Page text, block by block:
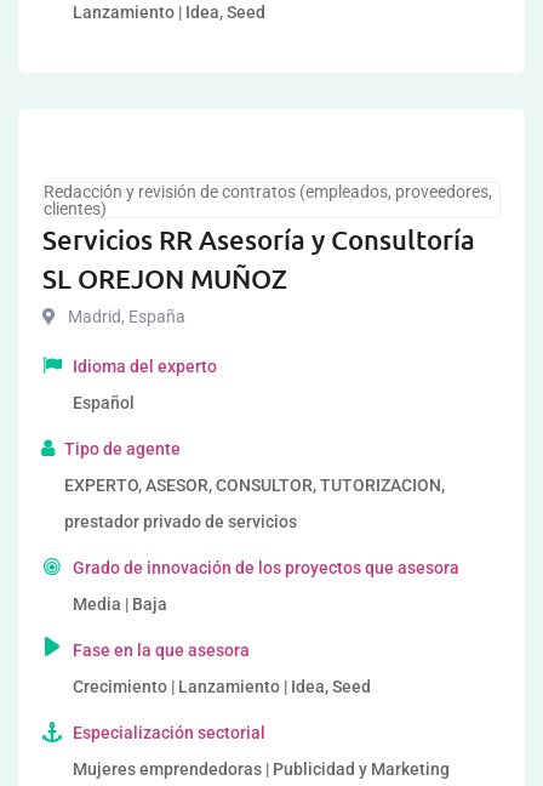
Lanzamiento | Idea, Seed
Redacción y revisión de contratos (empleados, proveedores,
clientes)
Servicios RR Asesoría y Consultoría
SL OREJON MUÑOZ
Madrid, España
Idioma del experto
Español
Tipo de agente
EXPERTO, ASESOR, CONSULTOR, TUTORIZACION,
prestador privado de servicios
Grado de innovación de los proyectos que asesora
Media | Baja
Fase en la que asesora
Crecimiento | Lanzamiento | Idea, Seed
Especialización sectorial
Mujeres emprendedoras | Publicidad y Marketing